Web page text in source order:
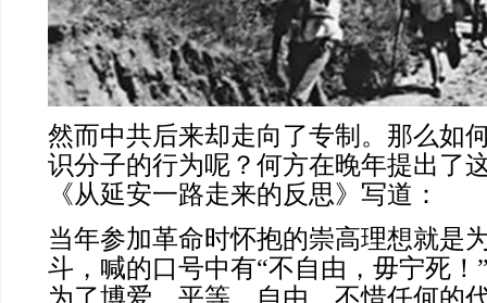
然而中共后来却走向了专制。那么如
识分子的行为呢？何方在晚年提出了
《从延安一路走来的反思》写道：
当年参加革命时怀抱的崇高理想就是
斗，喊的口号中有“不自由，毋宁死！